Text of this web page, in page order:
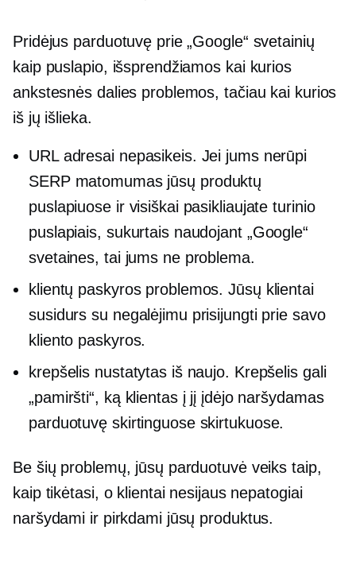
Pridėjus parduotuvę prie „Google“ svetainių
kaip puslapio, išsprendžiamos kai kurios
ankstesnės dalies problemos, tačiau kai kurios
iš jų išlieka.
URL adresai nepasikeis. Jei jums nerūpi
SERP matomumas jūsų produktų
puslapiuose ir visiškai pasikliaujate turinio
puslapiais, sukurtais naudojant „Google“
svetaines, tai jums ne problema.
klientų paskyros problemos. Jūsų klientai
susidurs su negalėjimu prisijungti prie savo
kliento paskyros.
krepšelis nustatytas iš naujo. Krepšelis gali
„pamiršti“, ką klientas į jį įdėjo naršydamas
parduotuvę skirtinguose skirtukuose.
Be šių problemų, jūsų parduotuvė veiks taip,
kaip tikėtasi, o klientai nesijaus nepatogiai
naršydami ir pirkdami jūsų produktus.